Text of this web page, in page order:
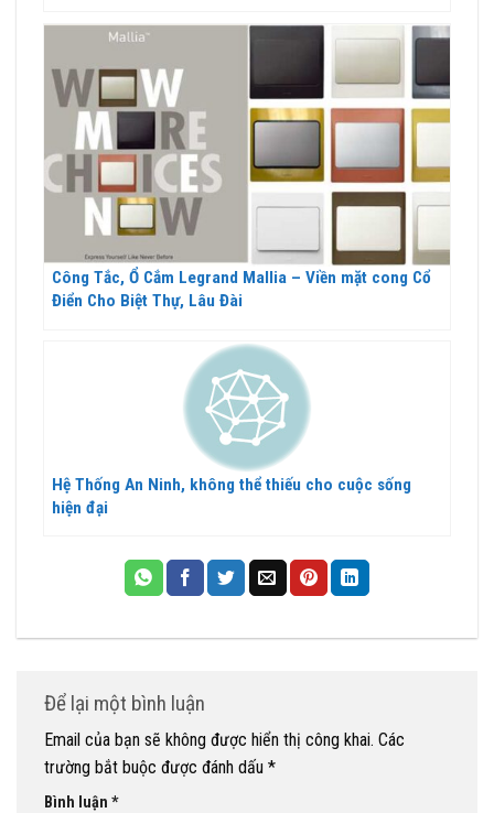
Công Tắc, Ổ Cắm Legrand Mallia – Viền mặt cong Cổ
Điển Cho Biệt Thự, Lâu Đài
Hệ Thống An Ninh, không thể thiếu cho cuộc sống
hiện đại
Để lại một bình luận
Email của bạn sẽ không được hiển thị công khai. Các
trường bắt buộc được đánh dấu *
Bình luận *